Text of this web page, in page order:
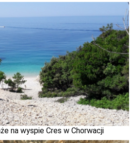
na wyspie Cres w Chorwacji